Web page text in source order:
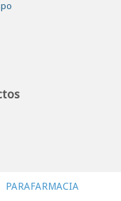
PARAFARMACIA